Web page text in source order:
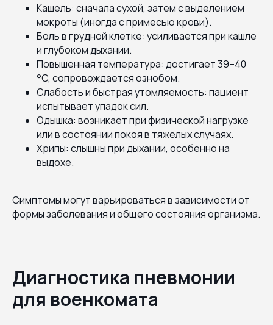
Кашель: сначала сухой, затем с выделением
мокроты (иногда с примесью крови).
Боль в грудной клетке: усиливается при кашле
и глубоком дыхании.
Повышенная температура: достигает 39–40
°C, сопровождается ознобом.
Слабость и быстрая утомляемость: пациент
испытывает упадок сил.
Одышка: возникает при физической нагрузке
или в состоянии покоя в тяжелых случаях.
Хрипы: слышны при дыхании, особенно на
выдохе.
Симптомы могут варьироваться в зависимости от
формы заболевания и общего состояния организма.
Диагностика пневмонии
для военкомата